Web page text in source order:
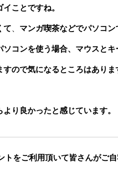
ことですね。
て マンガ喫茶などでパソコ
コンを使う場合、マウスと
ので気になるところはあり
り良かったと感じています。
トをご利用頂いて皆さんがご